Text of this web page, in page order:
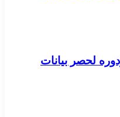
لحصر بيانات